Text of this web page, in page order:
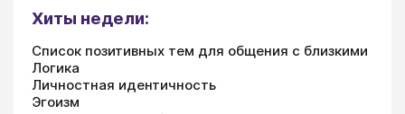
Хиты недели:
Список позитивных тем для общения с близкими
Логика
Личностная идентичность
Эгоизм